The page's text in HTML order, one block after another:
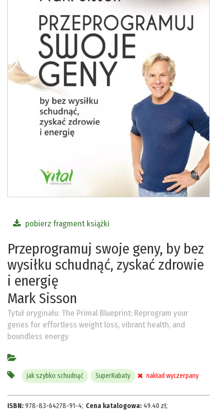
pobierz fragment książki
Przeprogramuj swoje geny, by bez
wysiłku schudnąć, zyskać zdrowie
i energię
Mark Sisson
Tytuł oryginału: The Primal Blueprint: Reprogram your
genes for effortless weight loss, vibrant health, and
boundless energy
jak szybko schudnąć SuperRabaty nakład wyczerpany
ISBN:978-83-64278-91-4; Cena katalogowa: 49.40 zł;